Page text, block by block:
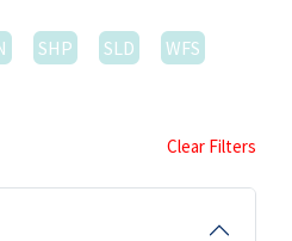
SHP SLD
WFS
Clear Filters